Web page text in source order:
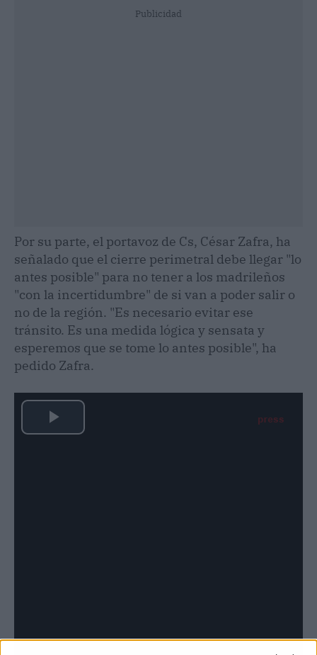
Publicidad
Por su parte, el portavoz de Cs, César Zafra, ha
señalado que el cierre perimetral debe llegar "lo
antes posible" para no tener a los madrileños
"con la incertidumbre" de si van a poder salir o
no de la región. "Es necesario evitar ese
tránsito. Es una medida lógica y sensata y
esperemos que se tome lo antes posible", ha
pedido Zafra.